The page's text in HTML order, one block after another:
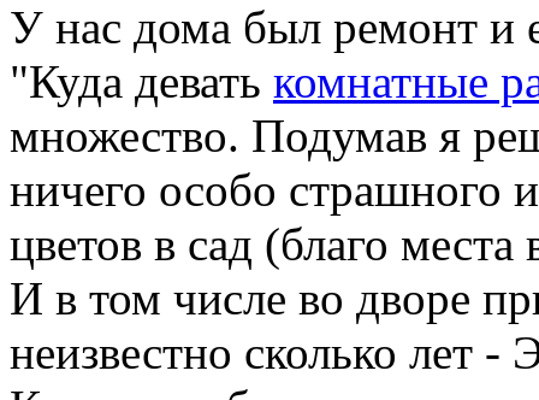
У нас дома был ремонт и
"Куда девать комнатные
множество. Подумав я
ничего особо страшного
цветов в сад (благо
И в том числе во дворе
неизвестно сколько лет -